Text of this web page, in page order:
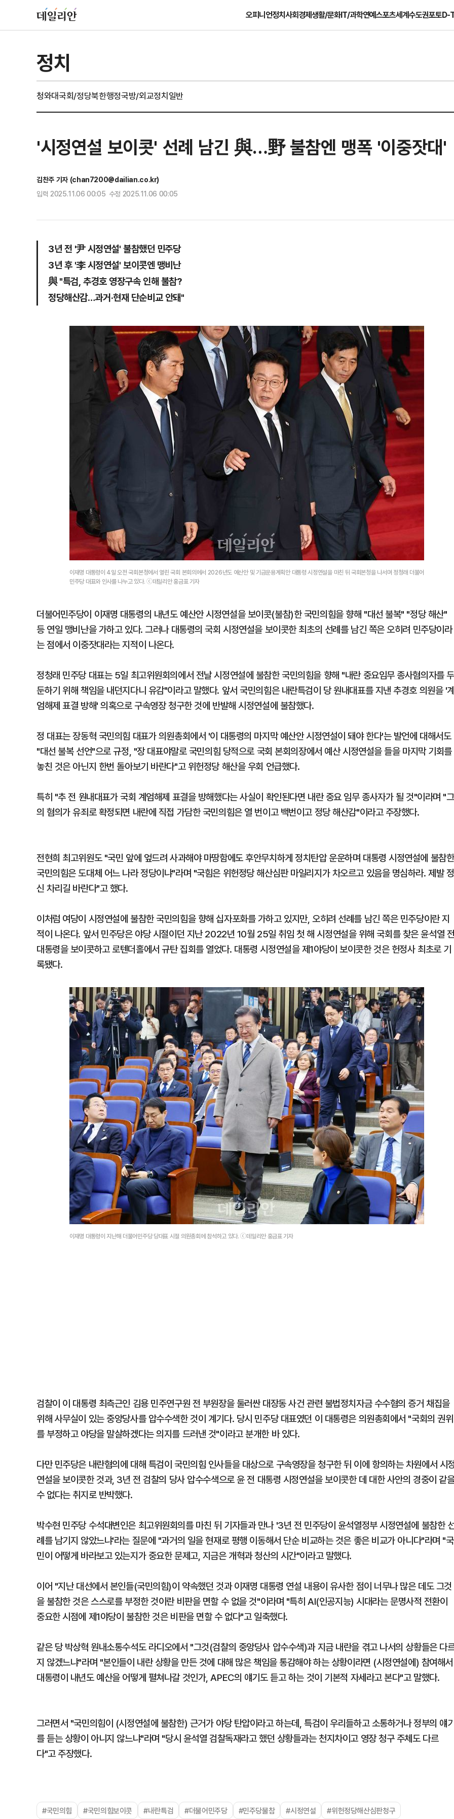
오피니언정치사회경제생활/문화IT/과학연예스포츠세계수도권포토D-
정치
청와대국회/정당북한행정국방/외교정치일반
'시정연설 보이콧' 선례 남긴 與…野 불참엔 맹폭 '이중잣대'
김찬주 기자 (chan7200@dailian.co.kr)
입력 2025.11.06 00:05 수정 2025.11.06 00:05
3년 전 '尹 시정연설' 불참했던 민주당
3년 후 '李 시정연설' 보이콧엔 맹비난
與 "특검, 추경호 영장구속 인해 불참?
정당해산감…과거·현재 단순비교 안돼"
이재명 대통령이 4일 오전 국회본청에서 열린 국회 본회의에서 2026년도 예산안 및 기금운용계획안 대통령 시정연설을 마친 뒤 국회본청을 나서며 정청래 더불어
민주당 대표와 인사를 나누고 있다. ⓒ데일리안 홍금표 기자
더불어민주당이 이재명 대통령의 내년도 예산안 시정연설을 보이콧(불참)한 국민의힘을 향해 "대선 불복" "정당 해산"
등 연일 맹비난을 가하고 있다. 그러나 대통령의 국회 시정연설을 보이콧한 최초의 선례를 남긴 쪽은 오히려 민주당이라
는 점에서 이중잣대라는 지적이 나온다.
정청래 민주당 대표는 5일 최고위원회의에서 전날 시정연설에 불참한 국민의힘을 향해 "내란 중요임무 종사혐의자를 두
둔하기 위해 책임을 내던지다니 유감"이라고 말했다. 앞서 국민의힘은 내란특검이 당 원내대표를 지낸 추경호 의원을 '
엄해제 표결 방해' 의혹으로 구속영장 청구한 것에 반발해 시정연설에 불참했다.
정 대표는 장동혁 국민의힘 대표가 의원총회에서 '이 대통령의 마지막 예산안 시정연설이 돼야 한다'는 발언에 대해서도
"대선 불복 선언"으로 규정, "장 대표야말로 국민의힘 당적으로 국회 본회의장에서 예산 시정연설을 들을 마지막 기회를
놓친 것은 아닌지 한번 돌아보기 바란다"고 위헌정당 해산을 우회 언급했다.
특히 "추 전 원내대표가 국회 계엄해제 표결을 방해했다는 사실이 확인된다면 내란 중요 임무 종사자가 될 것"이라며 "그
의 혐의가 유죄로 확정되면 내란에 직접 가담한 국민의힘은 열 번이고 백번이고 정당 해산감"이라고 주장했다.
전현희 최고위원도 "국민 앞에 엎드려 사과해야 마땅함에도 후안무치하게 정치탄압 운운하며 대통령 시정연설에 불참한
국민의힘은 도대체 어느 나라 정당이냐"라며 "국힘은 위헌정당 해산심판 마일리지가 차오르고 있음을 명심하라. 제발 정
신 차리길 바란다"고 했다.
이처럼 여당이 시정연설에 불참한 국민의힘을 향해 십자포화를 가하고 있지만, 오히려 선례를 남긴 쪽은 민주당이란 지
적이 나온다. 앞서 민주당은 야당 시절이던 지난 2022년 10월 25일 취임 첫 해 시정연설을 위해 국회를 찾은 윤석열
대통령을 보이콧하고 로텐더홀에서 규탄 집회를 열었다. 대통령 시정연설을 제1야당이 보이콧한 것은 헌정사 최초로 기
록됐다.
이재명 대통령이 지난해 더불어민주당 당대표 시절 의원총회에 참석하고 있다. ⓒ데일리안 홍금표 기자
검찰이 이 대통령 최측근인 김용 민주연구원 전 부원장을 둘러싼 대장동 사건 관련 불법정치자금 수수혐의 증거 채집을
위해 사무실이 있는 중앙당사를 압수수색한 것이 계기다. 당시 민주당 대표였던 이 대통령은 의원총회에서 "국회의 권위
를 부정하고 야당을 말살하겠다는 의지를 드러낸 것"이라고 분개한 바 있다.
다만 민주당은 내란혐의에 대해 특검이 국민의힘 인사들을 대상으로 구속영장을 청구한 뒤 이에 항의하는 차원에서 시
연설을 보이콧한 것과, 3년 전 검찰의 당사 압수수색으로 윤 전 대통령 시정연설을 보이콧한 데 대한 사안의 경중이 같
수 없다는 취지로 반박했다.
박수현 민주당 수석대변인은 최고위원회의를 마친 뒤 기자들과 만나 '3년 전 민주당이 윤석열정부 시정연설에 불참한
례를 남기지 않았느냐'라는 질문에 "과거의 일을 현재로 평행 이동해서 단순 비교하는 것은 좋은 비교가 아니다"라며 "국
민이 어떻게 바라보고 있는지가 중요한 문제고, 지금은 개혁과 청산의 시간"이라고 말했다.
이어 "지난 대선에서 본인들(국민의힘)이 약속했던 것과 이재명 대통령 연설 내용이 유사한 점이 너무나 많은 데도 그것
을 불참한 것은 스스로를 부정한 것이란 비판을 면할 수 없을 것"이라며 "특히 AI(인공지능) 시대라는 문명사적 전환이
중요한 시점에 제1야당이 불참한 것은 비판을 면할 수 없다"고 일축했다.
같은 당 박상혁 원내소통수석도 라디오에서 "그것(검찰의 중앙당사 압수수색)과 지금 내란을 겪고 나서의 상황들은 다
지 않겠느냐"라며 "본인들이 내란 상황을 만든 것에 대해 많은 책임을 통감해야 하는 상황이라면 (시정연설에) 참여해서
대통령이 내년도 예산을 어떻게 펼쳐나갈 것인가, APEC의 얘기도 듣고 하는 것이 기본적 자세라고 본다"고 말했다.
그러면서 "국민의힘이 (시정연설에 불참한) 근거가 야당 탄압이라고 하는데, 특검이 우리들하고 소통하거나 정부의 얘
를 듣는 상황이 아니지 않느냐"라며 "당시 윤석열 검찰독재라고 했던 상황들과는 천지차이고 영장 청구 주체도 다르
다"고 주장했다.
#국민의힘 #국민의힘보이콧 #내란특검 #더불어민주당 #민주당불참 #시정연설 #위헌정당해산심판청구
2
[속보] 국민의힘 윤리위, '돌
논란 '서범수·진종오' 징계절
3
3000원짜리 장바구니 'K굿
국인 관광객 필수템은?
4
"집값 아닌 국민 잡아" "국민
민의힘, 부동산 세제개편안 맹
5
[르포] 병원 오는 길부터 고
더 취약한 환자들